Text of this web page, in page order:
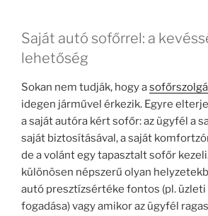
Saját autó sofőrrel: a
lehetőség
Sokan nem tudják, hogy a
idegen járművel érkezik. Egyre
a saját autóra kért sofőr: az ügyfél a
saját biztosításával, a saját
de a volánt egy tapasztalt sofőr
különösen népszerű olyan
autó presztízsértéke fontos (pl.
fogadása) vagy amikor az ügyfél